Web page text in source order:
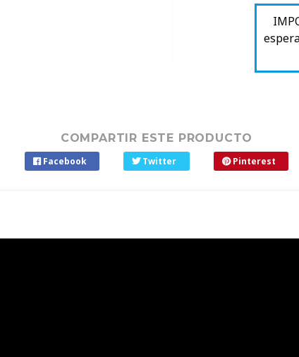
COMPARTIR ESTE PRODUCTO
Facebook Twitter Pinterest